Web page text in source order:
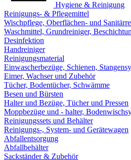
Hygiene & Reinigung
Reinigungs- & Pflegemittel
Wischpflege, Oberflächen- und
Waschmittel, Grundreiniger,
Desinfektion
Handreiniger
Reinigungsmaterial
Einwascherbezüge, Schienen,
Eimer, Wachser und Zubehör
Tücher, Bodentücher, Schwämme
Besen und Bürsten
Halter und Bezüge, Tücher und Pressen
Moppbezüge und - halter,
Reinigungssets und Behälter
Reinigungs-, System- und Gerätewagen
Abfallentsorgung
Abfallbehälter
Sackständer & Zubehör